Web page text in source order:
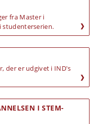
fra Master i
studenterserien.
der er udgivet i IND's
I STEM-